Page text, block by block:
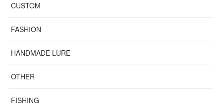
CUSTOM
FASHION
HANDMADE LURE
OTHER
FISHING